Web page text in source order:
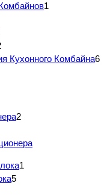
1
Кухонного Комбайна6
2
1
5